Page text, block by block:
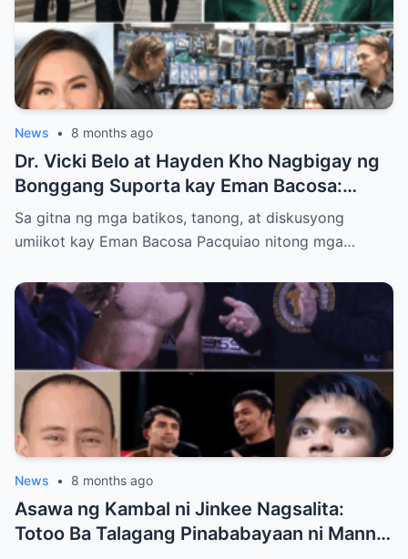
News • 8 months ago
Dr. Vicki Belo at Hayden Kho Nagbigay ng
Bonggang Suporta kay Eman Bacosa:
Mamahaling Gamit, Regalo, at Isang Di-
Malilimutang Araw
Sa gitna ng mga batikos, tanong, at diskusyong
umiikot kay Eman Bacosa Pacquiao nitong mga…
News • 8 months ago
Asawa ng Kambal ni Jinkee Nagsalita:
Totoo Ba Talagang Pinababayaan ni Manny